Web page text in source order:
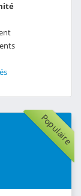
Populaire